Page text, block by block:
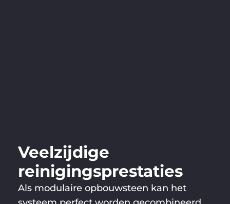
Veelzijdige
reinigingsprestaties
Als modulaire opbouwsteen kan het